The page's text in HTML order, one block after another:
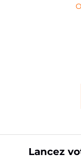
Lancez